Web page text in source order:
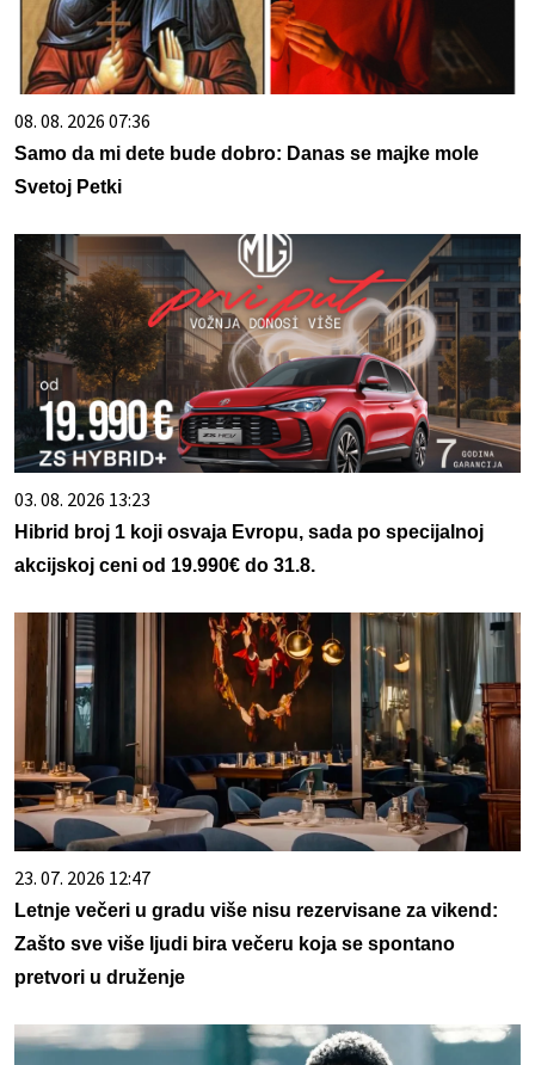
08. 08. 2026 07:36
Samo da mi dete bude dobro: Danas se majke mole
Svetoj Petki
03. 08. 2026 13:23
Hibrid broj 1 koji osvaja Evropu, sada po specijalnoj
akcijskoj ceni od 19.990€ do 31.8.
23. 07. 2026 12:47
Letnje večeri u gradu više nisu rezervisane za vikend:
Zašto sve više ljudi bira večeru koja se spontano
pretvori u druženje